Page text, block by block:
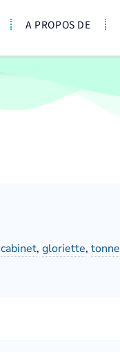
A PROPOS DE
cabinet, gloriette,